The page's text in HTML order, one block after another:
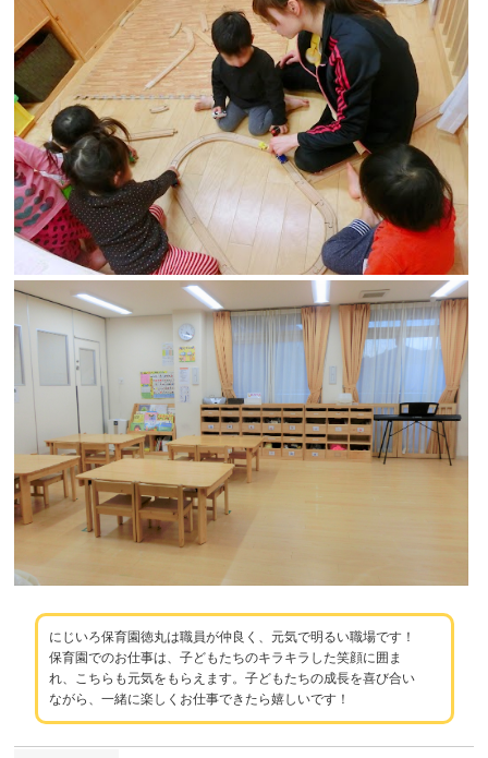
にじいろ保育園徳丸は職員が仲良く、元気で明るい職場です！
保育園でのお仕事は、子どもたちのキラキラした笑顔に囲ま
れ、こちらも元気をもらえます。子どもたちの成長を喜び合い
ながら、一緒に楽しくお仕事できたら嬉しいです！